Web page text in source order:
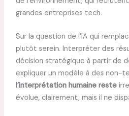
grandes entreprises tech.
Sur la question de l’IA qui
plutôt serein. Interpréter des
décision stratégique à partir de
expliquer un modèle à des non-
l’interprétation humaine reste
évolue, clairement, mais il ne